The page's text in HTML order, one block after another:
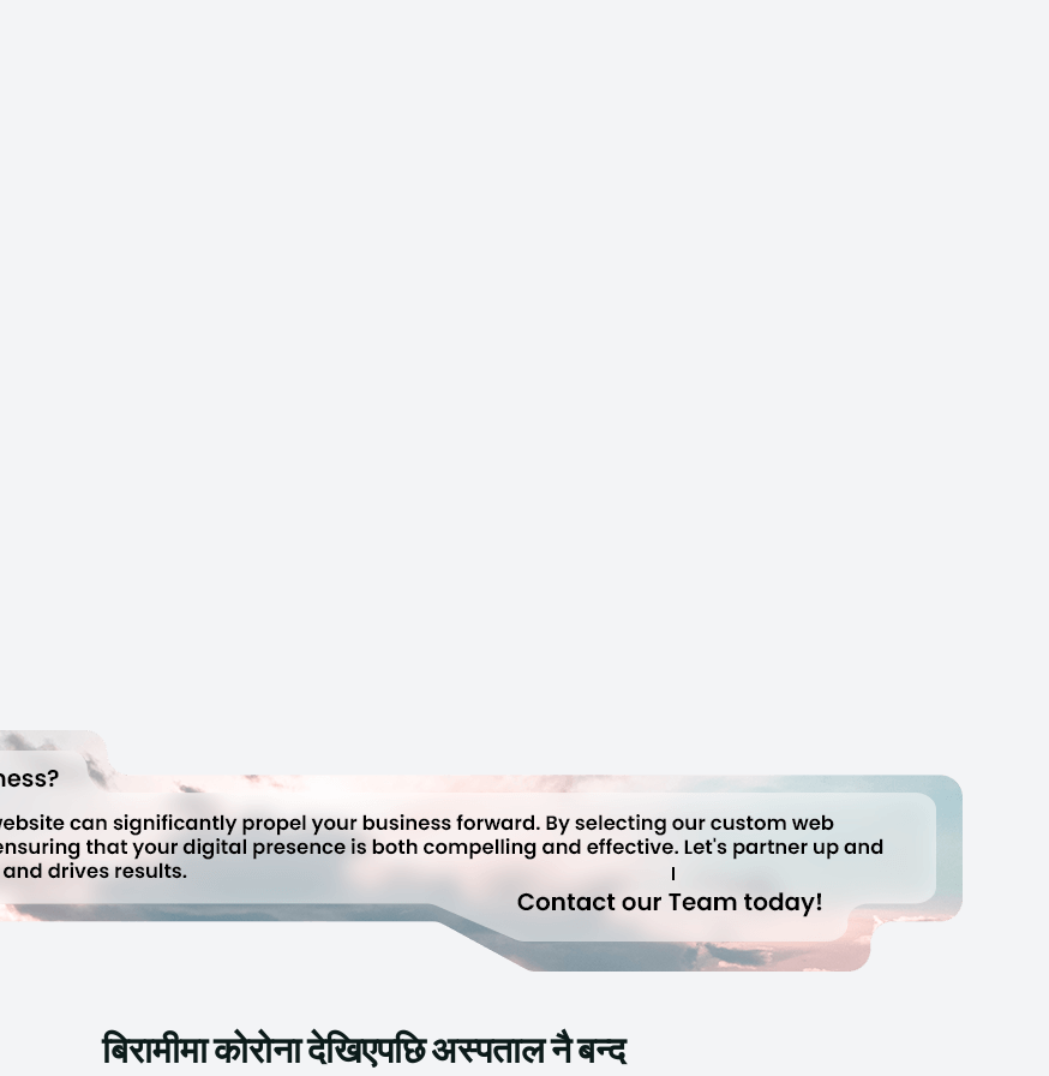
बिरामीमा कोरोना देखिएपछि अस्पताल नै बन्द